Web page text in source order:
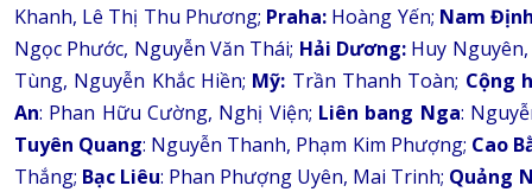
Khanh, Lê Thị Thu Phương; Praha: Hoàng Yến; Nam
Ngọc Phước, Nguyễn Văn Thái; Hải Dương: Huy
Tùng, Nguyễn Khắc Hiền; Mỹ: Trần Thanh Toàn; Cộng
An: Phan Hữu Cường, Nghị Viện; Liên bang Nga:
Tuyên Quang: Nguyễn Thanh, Phạm Kim Phượng; Cao
Thắng; Bạc Liêu: Phan Phượng Uyên, Mai Trinh; Quảng